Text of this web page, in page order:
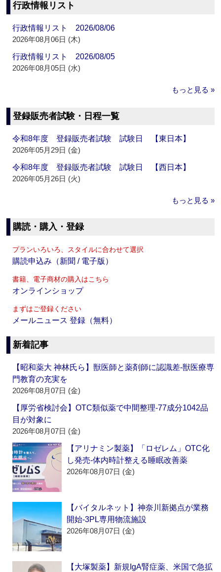
行政情報リスト
行政情報リスト 2026/08/06
2026年08月06日 (木)
行政情報リスト 2026/08/05
2026年08月05日 (水)
もっと見る »
登録販売者試験・日程一覧
令和8年度 登録販売者試験 試験日 【東日本】
2026年05月29日 (金)
令和8年度 登録販売者試験 試験日 【西日本】
2026年05月26日 (火)
もっと見る »
購読・購入・登録
プランいろいろ、スタイルに合わせて選択
購読申込み（新聞 / 電子版）
書籍、電子商材の購入はこちら
オンラインショップ
まずはご登録ください
メールニュース 登録（無料）
新着記事
【昭和薬大 神林氏ら】獣医師と薬剤師に認識差‐獣医療専
門教育の充実を
2026年08月07日 (金)
【厚労省検討会】OTC類似薬で中間整理‐77成分1042品
目が対象に
2026年08月07日 (金)
【アリナミン製薬】「ロゼレム」OTC化
し発売‐体内時計整える睡眠改善薬
2026年08月07日 (金)
【バイタルネット】神奈川新拠点が業務
開始‐3PL専用物流施設
2026年08月07日 (金)
【大塚製薬】新規IgA腎症薬、米国で急拡